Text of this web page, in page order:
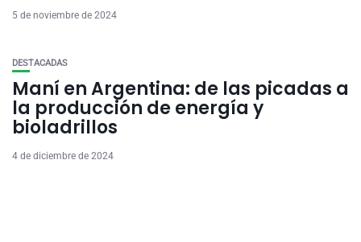
5 de noviembre de 2024
DESTACADAS
Maní en Argentina: de las picadas a
la producción de energía y
bioladrillos
4 de diciembre de 2024